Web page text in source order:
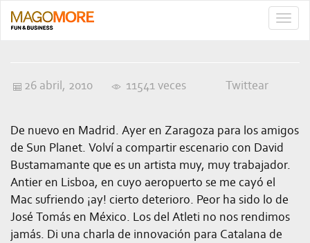
26 abril, 2010 11541 veces Twittear
De nuevo en Madrid. Ayer en Zaragoza para los amigos
de Sun Planet. Volví a compartir escenario con David
Bustamamante que es un artista muy, muy trabajador.
Antier en Lisboa, en cuyo aeropuerto se me cayó el
Mac sufriendo ¡ay! cierto deterioro. Peor ha sido lo de
José Tomás en México. Los del Atleti no nos rendimos
jamás. Di una charla de innovación para Catalana de